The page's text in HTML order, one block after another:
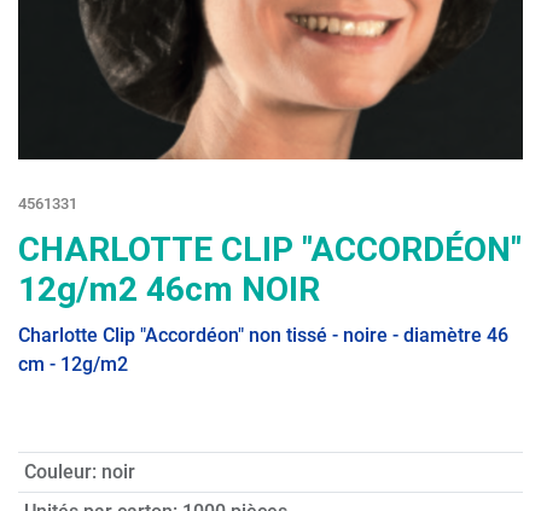
4561331
CHARLOTTE CLIP "ACCORDÉON"
12g/m2 46cm NOIR
Charlotte Clip "Accordéon" non tissé - noire - diamètre 46
cm - 12g/m2
Couleur: noir